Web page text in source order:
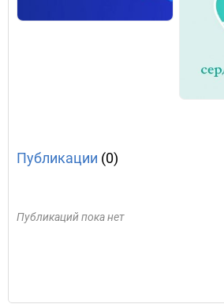
Публикации (0)
Публикаций пока нет